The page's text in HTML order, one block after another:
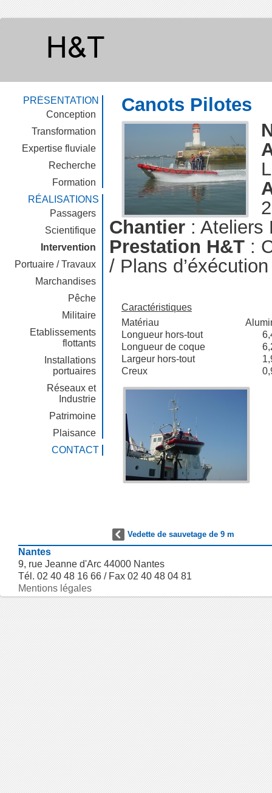
PRÉSENTATION
Conception
Transformation
Expertise fluviale
Recherche
Formation
RÉALISATIONS
Passagers
Scientifique
Intervention
Portuaire / Travaux
Marchandises
Pêche
Militaire
Etablissements
flottants
Installations
portuaires
Réseaux et
Industrie
Patrimoine
Plaisance
CONTACT
Canots Pilotes
Chantier : Ateliers
Prestation H&T :
/ Plans
Caractéristiques
Matériau
Longueur hors-tout
Longueur de coque
Largeur hors-tout
Creux
Vedette de sauvetage de 9 m
Nantes
9, rue Jeanne d'Arc 44000 Nantes
Tél. 02 40 48 16 66 / Fax 02 40 48 04 81
Mentions légales